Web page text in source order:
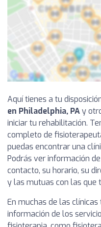
Aquí tienes a tu
en Philadelphia, PAy
iniciar tu rehabilitación.
completo de
puedas encontrar una
Podrás ver información
contacto, su horario, su
y las mutuas con las que
En muchas de las
información de los